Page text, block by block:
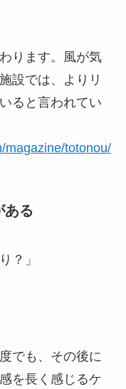
ります。風が気
設では、よりリ
ると言われてい
magazine/totonou/
ある
？」
でも、その後に
を長く感じるケ